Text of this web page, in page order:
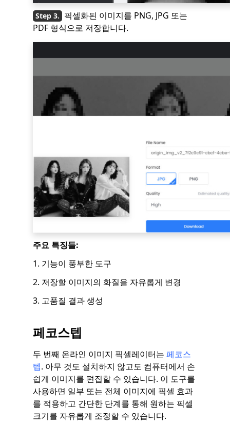
픽셀화된 이미지를 PNG, JPG 또는
PDF 형식으로 저장합니다.
주요 특징들:
1. 기능이 풍부한 도구
2. 저장할 이미지의 화질을 자유롭게 변경
3. 고품질 결과 생성
페코스텝
두 번째 온라인 이미지 픽셀레이터는 페코스
텝. 아무 것도 설치하지 않고도 컴퓨터에서 손
쉽게 이미지를 편집할 수 있습니다. 이 도구를
사용하면 일부 또는 전체 이미지에 픽셀 효과
를 적용하고 간단한 단계를 통해 원하는 픽셀
크기를 자유롭게 조정할 수 있습니다.